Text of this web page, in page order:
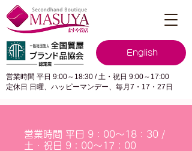
English
営業時間 平日 9:00～18:30 / 土・祝日 9:00～17:00
定休日 日曜、ハッピーマンデー、毎月7・17・27日
営業時間 平日 9：00～18：30 /
土・祝日 9：00～17：00